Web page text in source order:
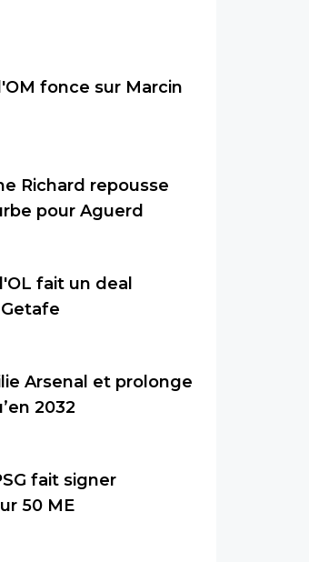
fonce sur Marcin
Richard repousse
pour Aguerd
fait un deal
Arsenal et prolonge
2032
fait signer
50 ME